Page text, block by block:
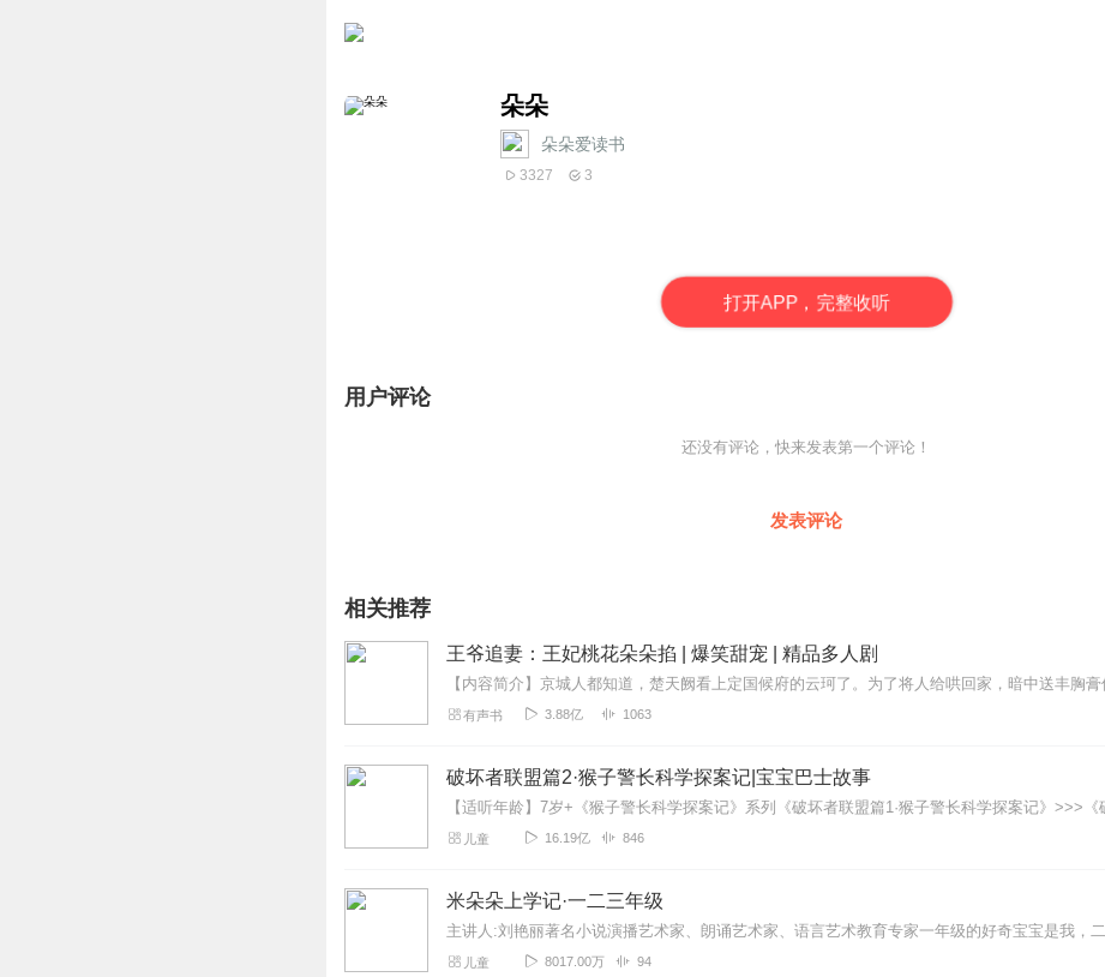
朵朵
朵朵爱读书
3327 3
打开APP，完整收听
用户评论
还没有评论，快来发表第一个评论！
发表评论
相关推荐
王爷追妻：王妃桃花朵朵掐 | 爆笑甜宠 | 精品多人剧
有声书 3.88亿 1063
破坏者联盟篇2·猴子警长科学探案记|宝宝巴士故事
儿童 16.19亿 846
米朵朵上学记·一二三年级
儿童 8017.00万 94